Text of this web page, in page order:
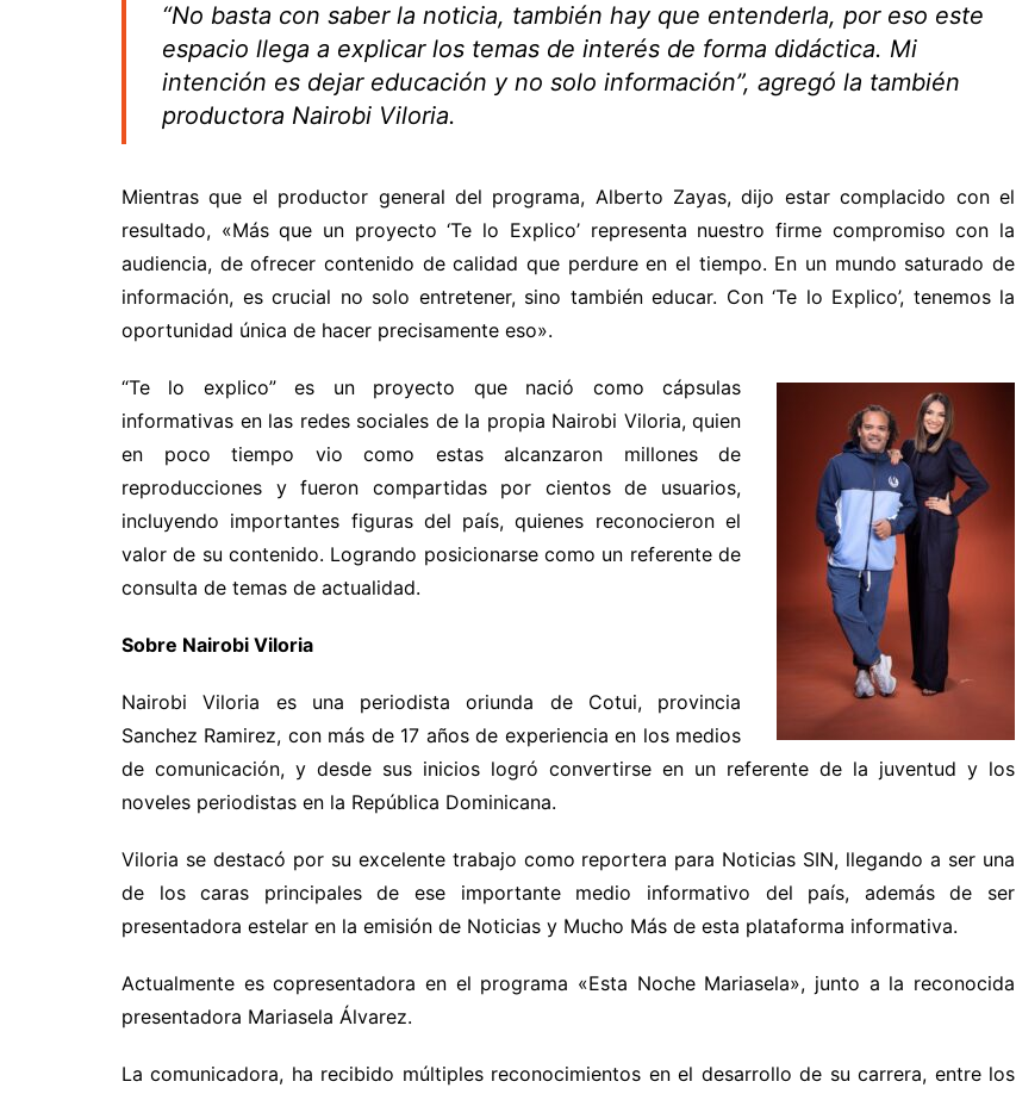
“No basta con saber la noticia, también hay que entenderla, por eso este
espacio llega a explicar los temas de interés de forma didáctica. Mi
intención es dejar educación y no solo información”, agregó la también
productora Nairobi Viloria.
Mientras que el productor general del programa, Alberto Zayas, dijo estar complacido con el
resultado, «Más que un proyecto ‘Te lo Explico’ representa nuestro firme compromiso con la
audiencia, de ofrecer contenido de calidad que perdure en el tiempo. En un mundo saturado de
información, es crucial no solo entretener, sino también educar. Con ‘Te lo Explico’, tenemos la
oportunidad única de hacer precisamente eso».
“Te lo explico” es un proyecto que nació como cápsulas
informativas en las redes sociales de la propia Nairobi Viloria, quien
en poco tiempo vio como estas alcanzaron millones de
reproducciones y fueron compartidas por cientos de usuarios,
incluyendo importantes figuras del país, quienes reconocieron el
valor de su contenido. Logrando posicionarse como un referente de
consulta de temas de actualidad.
Sobre Nairobi Viloria
Nairobi Viloria es una periodista oriunda de Cotui, provincia
Sanchez Ramirez, con más de 17 años de experiencia en los medios
de comunicación, y desde sus inicios logró convertirse en un referente de la juventud y los
noveles periodistas en la República Dominicana.
Viloria se destacó por su excelente trabajo como reportera para Noticias SIN, llegando a ser una
de los caras principales de ese importante medio informativo del país, además de ser
presentadora estelar en la emisión de Noticias y Mucho Más de esta plataforma informativa.
Actualmente es copresentadora en el programa «Esta Noche Mariasela», junto a la reconocida
presentadora Mariasela Álvarez.
La comunicadora, ha recibido múltiples reconocimientos en el desarrollo de su carrera, entre los